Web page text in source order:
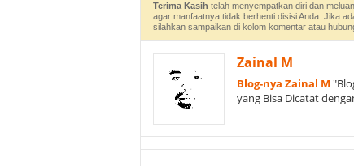
Terima Kasih telah menyempatkan diri dan
agar manfaatnya tidak berhenti disisi Anda. Jika
silahkan sampaikan di kolom komentar atau
Zainal M
Blog-nya Zainal M
yang Bisa Dicatat